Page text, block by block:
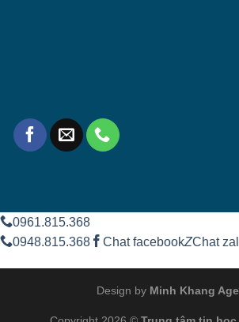
0961.815.368
0948.815.368
Chat facebookZChat
Design by Minh Khang